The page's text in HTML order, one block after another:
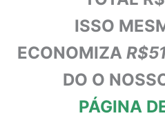
ISSO
ECONOMIZA
DO O
PÁGINA